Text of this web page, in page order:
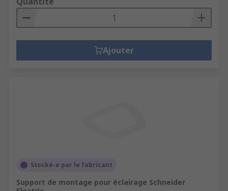
Ajouter
Stocké-e par le fabricant
Support de montage pour éclairage Schneider